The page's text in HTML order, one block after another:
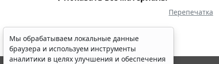
Перепечатка
Мы обрабатываем локальные данные
браузера и используем инструменты
аналитики в целях улучшения и обеспечения